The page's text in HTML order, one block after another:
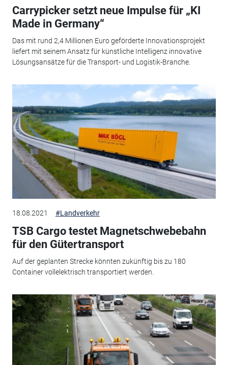
Carrypicker setzt neue Impulse für „KI
Made in Germany“
Das mit rund 2,4 Millionen Euro geförderte Innovationsprojekt
liefert mit seinem Ansatz für künstliche Intelligenz innovative
Lösungsansätze für die Transport- und Logistik-Branche.
18.08.2021 #Landverkehr
TSB Cargo testet Magnetschwebebahn
für den Gütertransport
Auf der geplanten Strecke könnten zukünftig bis zu 180
Container vollelektrisch transportiert werden.